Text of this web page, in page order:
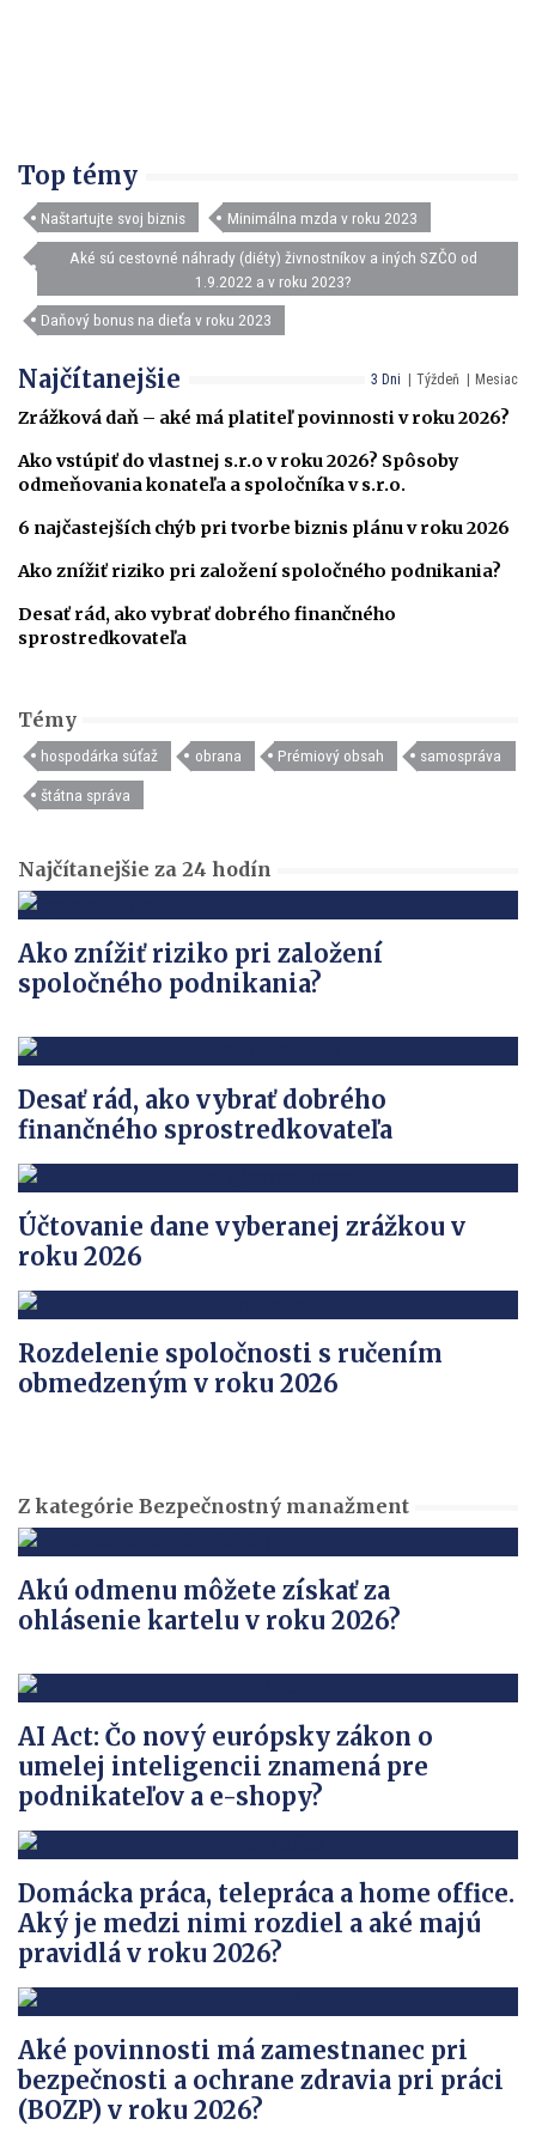
Top témy
Naštartujte svoj biznis Minimálna mzda v roku 2023
Aké sú cestovné náhrady (diéty) živnostníkov a iných SZČO od
1.9.2022 a v roku 2023?
Daňový bonus na dieťa v roku 2023
3 Dni Týždeň Mesiac
Najčítanejšie
Zrážková daň – aké má platiteľ povinnosti v roku 2026?
Ako vstúpiť do vlastnej s.r.o v roku 2026? Spôsoby
odmeňovania konateľa a spoločníka v s.r.o.
6 najčastejších chýb pri tvorbe biznis plánu v roku 2026
Ako znížiť riziko pri založení spoločného podnikania?
Desať rád, ako vybrať dobrého finančného
sprostredkovateľa
Témy
hospodárka súťaž obrana Prémiový obsah samospráva
štátna správa
Najčítanejšie za 24 hodín
Ako znížiť riziko pri založení
spoločného podnikania?
Desať rád, ako vybrať dobrého
finančného sprostredkovateľa
Účtovanie dane vyberanej zrážkou v
roku 2026
Rozdelenie spoločnosti s ručením
obmedzeným v roku 2026
Z kategórie Bezpečnostný manažment
Akú odmenu môžete získať za
ohlásenie kartelu v roku 2026?
AI Act: Čo nový európsky zákon o
umelej inteligencii znamená pre
podnikateľov a e-shopy?
Domácka práca, telepráca a home office.
Aký je medzi nimi rozdiel a aké majú
pravidlá v roku 2026?
Aké povinnosti má zamestnanec pri
bezpečnosti a ochrane zdravia pri práci
(BOZP) v roku 2026?